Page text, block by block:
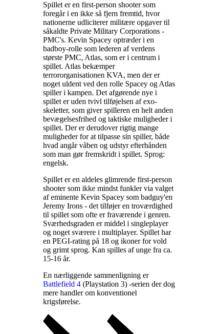
Spillet er en first-person shooter som
foregår i en ikke så fjern fremtid, hvor
nationerne udliciterer militære opgaver til
såkaldte Private Military Corporations -
PMC's. Kevin Spacey optræder i en
badboy-rolle som lederen af verdens
største PMC, Atlas, som er i centrum i
spillet. Atlas bekæmper
terrororganisationen KVA, men der er
noget uldent ved den rolle Spacey og Atlas
spiller i kampen. Det afgørende nye i
spillet er uden tvivl tilføjelsen af exo-
skeletter, som giver spilleren en helt anden
bevægelsesfrihed og taktiske muligheder i
spillet. Der er derudover rigtig mange
muligheder for at tilpasse sin spiller, både
hvad angår våben og udstyr efterhånden
som man gør fremskridt i spillet. Sprog:
engelsk.
Spillet er en aldeles glimrende first-person
shooter som ikke mindst funkler via valget
af eminente Kevin Spacey som badguy'en
Jeremy Irons - det tilføjer en troværdighed
til spillet som ofte er fraværende i genren.
Sværhedsgraden er middel i singleplayer
og noget sværere i multiplayer. Spillet har
en PEGI-rating på 18 og ikoner for vold
og grimt sprog. Kan spilles af unge fra ca.
15-16 år.
En nærliggende sammenligning er
Battlefield 4 (Playstation 3) -serien der dog
mere handler om konventionel
krigsførelse.